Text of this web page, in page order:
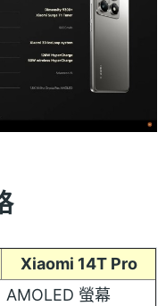
Xiaomi 14T Pro
AMOLED 螢幕